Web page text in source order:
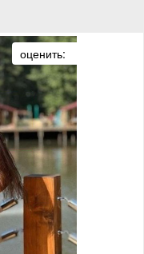
оценить: